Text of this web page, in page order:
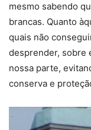
mesmo sabendo
brancas. Quanto
quais não
desprender, sobre
nossa parte,
conserva e